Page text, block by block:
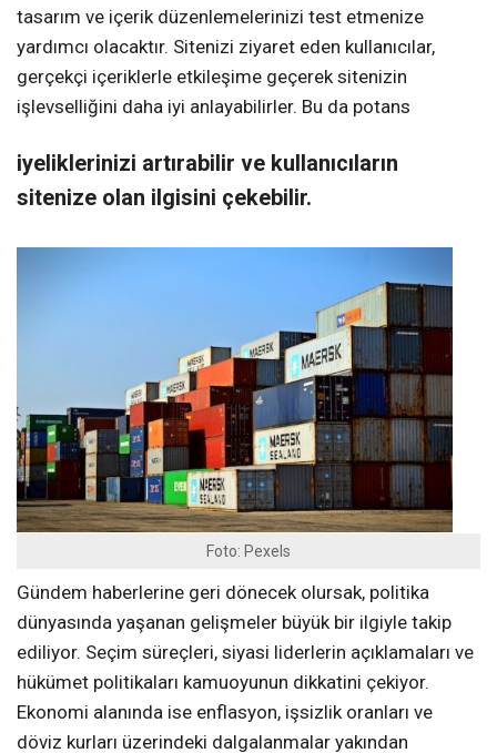
tasarım ve içerik düzenlemelerinizi test etmenize
yardımcı olacaktır. Sitenizi ziyaret eden kullanıcılar,
gerçekçi içeriklerle etkileşime geçerek sitenizin
işlevselliğini daha iyi anlayabilirler. Bu da potans
iyeliklerinizi artırabilir ve kullanıcıların
sitenize olan ilgisini çekebilir.
Foto: Pexels
Gündem haberlerine geri dönecek olursak, politika
dünyasında yaşanan gelişmeler büyük bir ilgiyle takip
ediliyor. Seçim süreçleri, siyasi liderlerin açıklamaları ve
hükümet politikaları kamuoyunun dikkatini çekiyor.
Ekonomi alanında ise enflasyon, işsizlik oranları ve
döviz kurları üzerindeki dalgalanmalar yakından